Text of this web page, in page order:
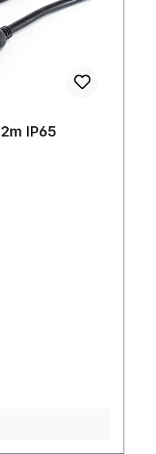
IP65